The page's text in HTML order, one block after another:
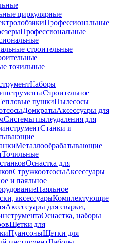
циркулярные
Профессиональные
Профессиональные
строительные
точильные
Наборы
Строительное
пушкиПылесосы
ДомкратыАксессуары для
Системы пылеудаления для
Станки и
Металлообрабатывающие
Точильные
Оснастка для
СтружкоотсосыАксессуары
и паяльное
Паяльное
аксессуарыКомплектующие
Аксессуары для сварки,
Оснастка, наборы
Щетки для
ПуансоныЩетки для